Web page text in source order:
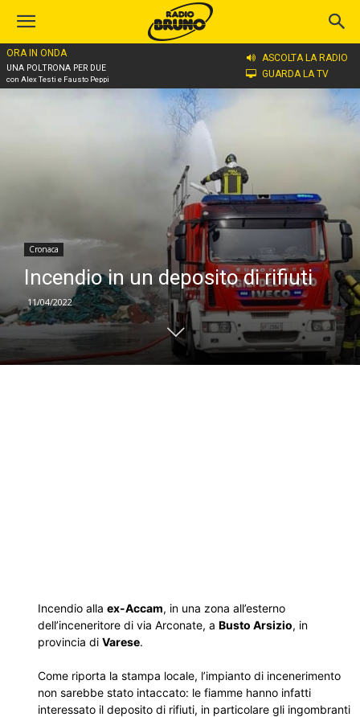
ORA IN ONDA
UNA POLTRONA PER DUE
con Alex Testi e Fausto Peppi
ASCOLTA LA RADIO
GUARDA LA TV
Home
Cronaca
Incendio in un deposito di rifiuti
11/04/2022
Incendio alla ex-Accam, in una zona all’esterno
dell’inceneritore di via Arconate, a Busto Arsizio, in
provincia di Varese.
Come riporta la stampa locale, l’impianto di incenerimento
non sarebbe stato intaccato: le fiamme hanno infatti
interessato il deposito di rifiuti, in particolare gli ingombranti